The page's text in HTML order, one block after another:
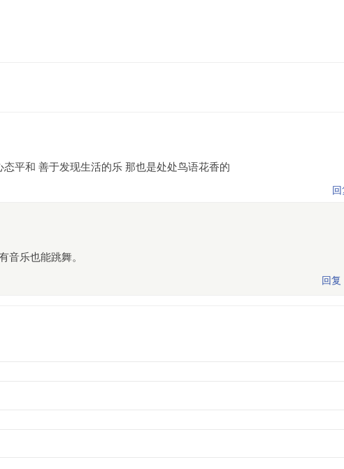
平和 善于发现生活的乐 那也是处处鸟语花香的
回
音乐也能跳舞。
回复